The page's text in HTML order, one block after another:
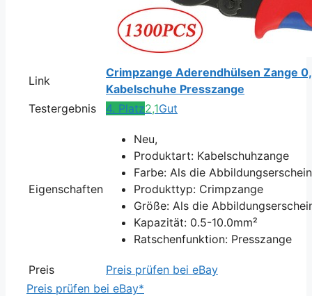
Link
Crimpzange Aderendhülsen Zange
Kabelschuhe Presszange
Testergebnis
4. Platz2,1Gut
Eigenschaften
Neu,
Produktart: Kabelschuhzange
Farbe: Als die
Produkttyp: Crimpzange
Größe: Als die
Kapazität: 0.5-10.0mm²
Ratschenfunktion: Presszange
Preis
Preis prüfen bei eBay
Preis prüfen bei eBay*